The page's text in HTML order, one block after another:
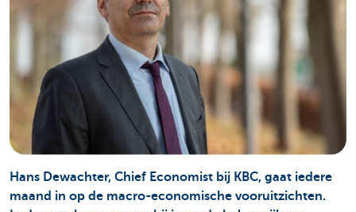
Hans Dewachter, Chief Economist bij KBC, gaat iedere
maand in op de macro-economische vooruitzichten.